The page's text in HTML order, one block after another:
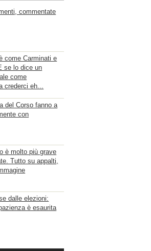
commentate
come Carminati e
se lo dice un
come
crederci eh...
del Corso fanno a
con
è molto più grave
Tutto su appalti,
dalle elezioni:
è esaurita